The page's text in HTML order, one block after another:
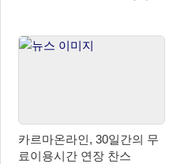
카르마온라인, 30일간의 무
료이용시간 연장 찬스